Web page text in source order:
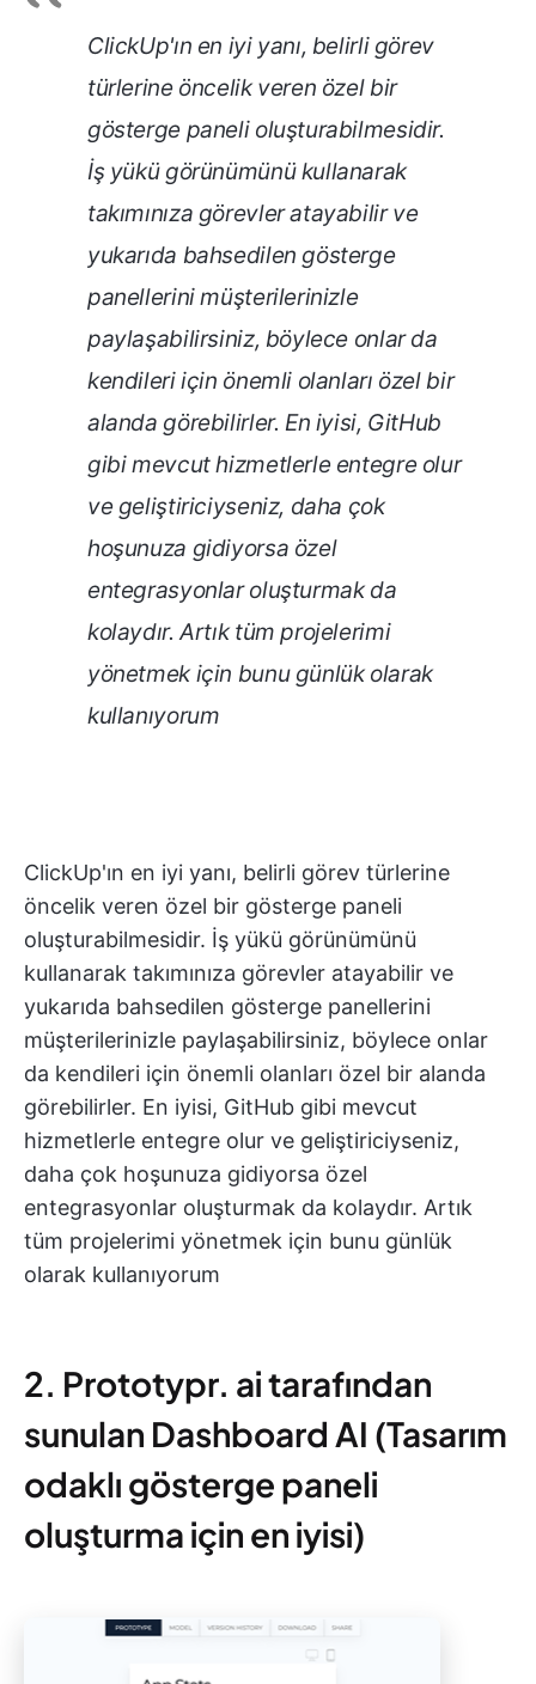
ClickUp'ın en iyi yanı, belirli görev
türlerine öncelik veren özel bir
gösterge paneli oluşturabilmesidir.
İş yükü görünümünü kullanarak
takımınıza görevler atayabilir ve
yukarıda bahsedilen gösterge
panellerini müşterilerinizle
paylaşabilirsiniz, böylece onlar da
kendileri için önemli olanları özel bir
alanda görebilirler. En iyisi, GitHub
gibi mevcut hizmetlerle entegre olur
ve geliştiriciyseniz, daha çok
hoşunuza gidiyorsa özel
entegrasyonlar oluşturmak da
kolaydır. Artık tüm projelerimi
yönetmek için bunu günlük olarak
kullanıyorum
ClickUp'ın en iyi yanı, belirli görev türlerine
öncelik veren özel bir gösterge paneli
oluşturabilmesidir. İş yükü görünümünü
kullanarak takımınıza görevler atayabilir ve
yukarıda bahsedilen gösterge panellerini
müşterilerinizle paylaşabilirsiniz, böylece onlar
da kendileri için önemli olanları özel bir alanda
görebilirler. En iyisi, GitHub gibi mevcut
hizmetlerle entegre olur ve geliştiriciyseniz,
daha çok hoşunuza gidiyorsa özel
entegrasyonlar oluşturmak da kolaydır. Artık
tüm projelerimi yönetmek için bunu günlük
olarak kullanıyorum
2. Prototypr. ai tarafından
sunulan Dashboard AI (Tasarım
odaklı gösterge paneli
oluşturma için en iyisi)